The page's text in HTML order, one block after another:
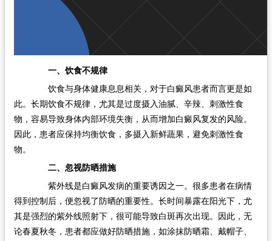
一、饮食不规律
饮食与身体健康息息相关，对于白癜风患者而言更是如
此。长期饮食不规律，尤其是过度摄入油腻、辛辣、刺激性食
物，容易导致身体内部环境失衡，从而增加白癜风复发的风险。
因此，患者应保持均衡饮食，多摄入新鲜蔬果，避免刺激性食
物。
二、忽视防晒措施
紫外线是白癜风发病的重要诱因之一。很多患者在病情
得到控制后，便忽视了防晒的重要性。长时间暴露在阳光下，尤
其是强烈的紫外线照射下，很可能导致白斑再次出现。因此，无
论春夏秋冬，患者都应做好防晒措施，如涂抹防晒霜、戴帽子、